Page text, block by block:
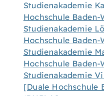
Studienakademie
Hochschule
Studienakademie
Hochschule
Studienakademie
Hochschule
Studienakademie
[Duale Hochschule